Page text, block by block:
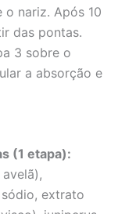
nariz. Após 10
das pontas.
3 sobre o
a absorção e
(1 etapa):
extrato